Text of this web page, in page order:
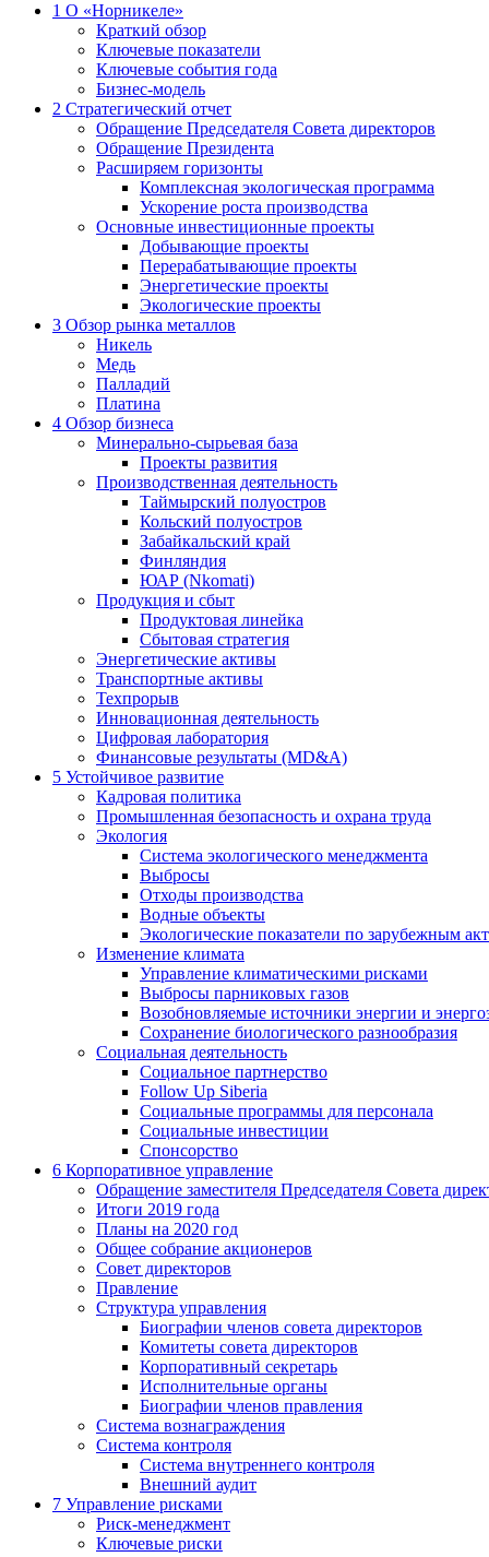
1 О «Норникеле»
Краткий обзор
Ключевые показатели
Ключевые события года
Бизнес-модель
2 Стратегический отчет
Обращение Председателя Совета директоров
Обращение Президента
Расширяем горизонты
Комплексная экологическая программа
Ускорение роста производства
Основные инвестиционные проекты
Добывающие проекты
Перерабатывающие проекты
Энергетические проекты
Экологические проекты
3 Обзор рынка металлов
Никель
Медь
Палладий
Платина
4 Обзор бизнеса
Минерально-сырьевая база
Проекты развития
Производственная деятельность
Таймырский полуостров
Кольский полуостров
Забайкальский край
Финляндия
ЮАР (Nkomati)
Продукция и сбыт
Продуктовая линейка
Сбытовая стратегия
Энергетические активы
Транспортные активы
Техпрорыв
Инновационная деятельность
Цифровая лаборатория
Финансовые результаты (MD&A)
5 Устойчивое развитие
Кадровая политика
Промышленная безопасность и охрана труда
Экология
Система экологического менеджмента
Выбросы
Отходы производства
Водные объекты
Экологические показатели по зарубежным
Изменение климата
Управление климатическими рисками
Выбросы парниковых газов
Возобновляемые источники энергии и
Сохранение биологического разнообразия
Социальная деятельность
Социальное партнерство
Follow Up Siberia
Социальные программы для персонала
Социальные инвестиции
Спонсорство
6 Корпоративное управление
Обращение заместителя Председателя Совета
Итоги 2019 года
Планы на 2020 год
Общее собрание акционеров
Совет директоров
Правление
Структура управления
Биографии членов совета директоров
Комитеты совета директоров
Корпоративный секретарь
Исполнительные органы
Биографии членов правления
Система вознаграждения
Система контроля
Система внутреннего контроля
Внешний аудит
7 Управление рисками
Риск-менеджмент
Ключевые риски